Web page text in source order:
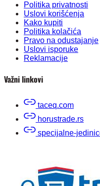
Politika privatnosti
Uslovi korišćenja
Kako kupiti
Politika kolačića
Pravo na odustajanje
Uslovi isporuke
Reklamacije
Važni linkovi
taceq.com
horustrade.rs
specijalne-